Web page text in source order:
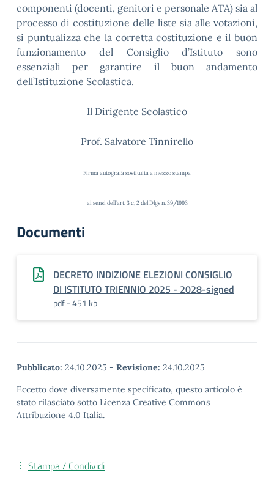
componenti (docenti, genitori e personale ATA) sia al
processo di costituzione delle liste sia alle votazioni,
si puntualizza che la corretta costituzione e il buon
funzionamento del Consiglio d’Istituto sono
essenziali per garantire il buon andamento
dell’Istituzione Scolastica.
Il Dirigente Scolastico
Prof. Salvatore Tinnirello
Firma autografa sostituita a mezzo stampa
ai sensi dell’art. 3 c, 2 del Dlgs n. 39/1993
Documenti
DECRETO INDIZIONE ELEZIONI CONSIGLIO
DI ISTITUTO TRIENNIO 2025 - 2028-signed
pdf - 451 kb
Pubblicato: 24.10.2025 - Revisione: 24.10.2025
Eccetto dove diversamente specificato, questo articolo è
stato rilasciato sotto Licenza Creative Commons
Attribuzione 4.0 Italia.
Stampa / Condividi